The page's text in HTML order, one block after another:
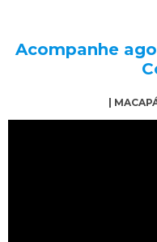
Acompanhe
|